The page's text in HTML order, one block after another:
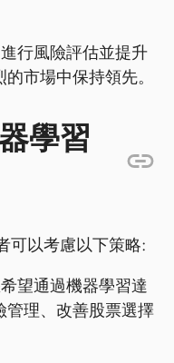
行風險評估並提升
市場中保持領先。
學習
可以考慮以下策略:
望通過機器學習達
理、改善股票選擇